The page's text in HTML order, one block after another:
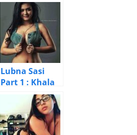
Lubna Sasi
Part 1 : Khala
beta (the black
BanglaChotika
hini